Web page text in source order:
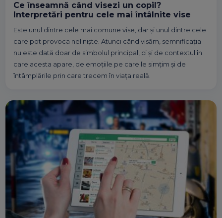
Ce înseamnă când visezi un copil?
Interpretări pentru cele mai întâlnite vise
Este unul dintre cele mai comune vise, dar și unul dintre cele
care pot provoca neliniște. Atunci când visăm, semnificația
nu este dată doar de simbolul principal, ci și de contextul în
care acesta apare, de emoțiile pe care le simțim și de
întâmplările prin care trecem în viața reală.